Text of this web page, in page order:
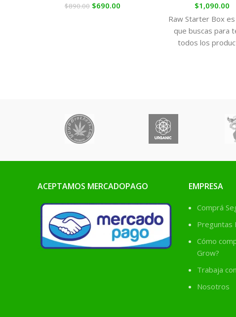
$890.00 $690.00 $1,090.00
Raw Starter Box
que buscas para
todos los
ACEPTAMOS MERCADOPAGO EMPRESA
Comprá
Preguntas
Cómo
Grow?
Trabaja
Nosotros